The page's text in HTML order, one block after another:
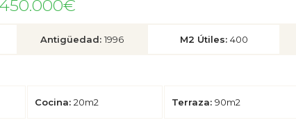
450.000€
Antigüedad:1996 M2 Útiles: 400
Cocina: 20m2 Terraza: 90m2